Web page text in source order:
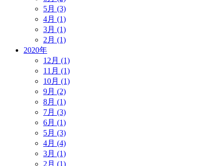
5月 (3)
4月 (1)
3月 (1)
2月 (1)
2020年
12月 (1)
11月 (1)
10月 (1)
9月 (2)
8月 (1)
7月 (3)
6月 (1)
5月 (3)
4月 (4)
3月 (1)
2月 (1)